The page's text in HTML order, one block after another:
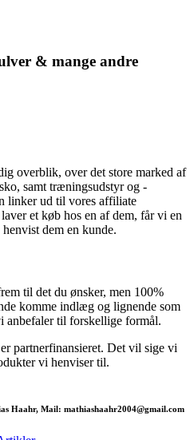
& mange andre
overblik, over det store marked af
samt træningsudstyr og -
linker ud til vores affiliate
et køb hos en af dem, får vi en
dem en kunde.
til det du ønsker, men 100%
komme indlæg og lignende som
anbefaler til forskellige formål.
partnerfinansieret. Det vil sige vi
vi henviser til.
Haahr, Mail: mathiashaahr2004@gmail.com